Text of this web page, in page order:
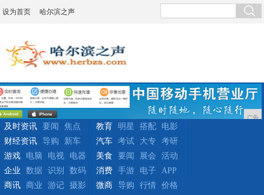
设为首页 哈尔滨之声
广告
及时资讯 要闻
焦点
财经资讯
导购 新车
教育 明星 搭配
电影
汽车
考试 大专
考研
游戏
电脑 电视
电器
企业
数据 识别 数码
美食 要闻 展会
活动
消费
手游 电子
APP
商讯
商业 游记
摄影
微商 导购 行情
价格